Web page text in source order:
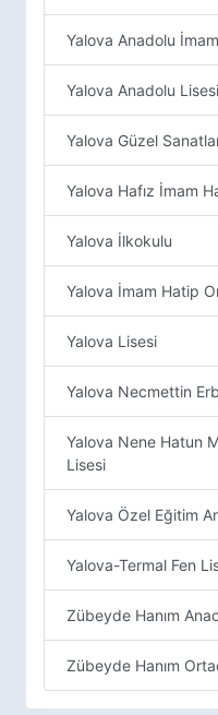
Yalova Anadolu
Yalova Anadolu Lisesi
Yalova Güzel
Yalova Hafız İmam
Yalova İlkokulu
Yalova İmam Hatip
Yalova Lisesi
Yalova Necmettin
Yalova Nene Hatun
Lisesi
Yalova Özel Eğitim
Yalova-Termal Fen
Zübeyde Hanım
Zübeyde Hanım